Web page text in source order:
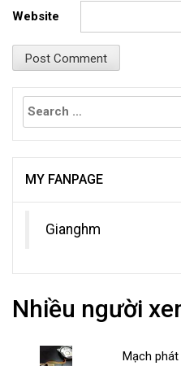
Website
Search
for:
MY FANPAGE
Gianghm
Nhiều người
Mạch